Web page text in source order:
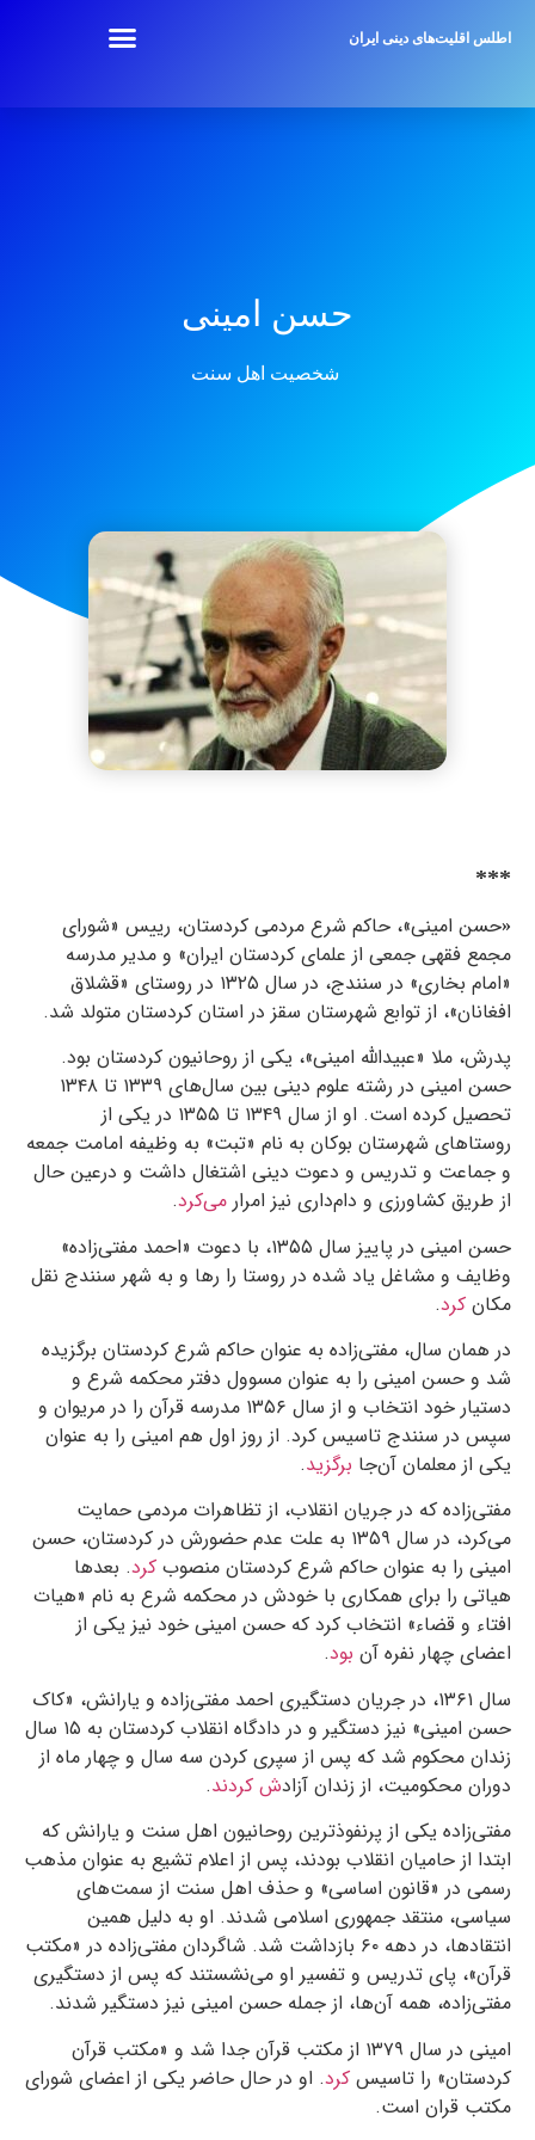
اطلس اقلیت‌های دینی ایران
حسن امینی
شخصیت اهل سنت
***
«حسن امینی»، حاکم شرع مردمی کردستان، رییس «شورای
مجمع فقهی جمعی از علمای کردستان ایران» و مدیر مدرسە
«امام بخاری» در سنندج، در سال ۱۳۲۵ در روستای «قشلاق
افغانان»، از توابع شهرستان سقز در استان کردستان متولد شد.
پدرش، ملا «عبیدالله امینی»، یکی از روحانیون کردستان بود.
حسن امینی در رشته علوم دینی بین سال‌های ۱۳۳۹ تا ۱۳۴۸
تحصیل کرده است. او از سال ۱۳۴۹ تا ۱۳۵۵ در یکی از
روستاهای شهرستان بوکان به نام «تبت» به وظیفه امامت جمعه
و جماعت و تدریس و دعوت دینی اشتغال داشت و درعین حال
از طریق کشاورزی و دام‌داری نیز امرار می‌کرد.
حسن امینی در پاییز سال ۱۳۵۵، با دعوت «احمد مفتی‌زاده»
وظایف و مشاغل یاد شده در روستا را رها و به شهر سنندج نقل
مکان کرد.
در همان سال، مفتی‌زاده به عنوان حاکم شرع کردستان برگزیده
شد و حسن امینی را به عنوان مسوول دفتر محکمه شرع و
دستیار خود انتخاب و از سال ۱۳۵۶ مدرسه قرآن را در مریوان و
سپس در سنندج تاسیس کرد. از روز اول هم امینی را به عنوان
یکی از معلمان آن‌جا برگزید.
مفتی‌زاده که در جریان انقلاب، از تظاهرات مردمی حمایت
می‌کرد، در سال ۱۳۵۹ به علت عدم حضورش در کردستان، حسن
امینی را به عنوان حاکم شرع کردستان منصوب کرد. بعدها
هیاتی را برای همکاری با خودش در محکمه شرع به نام «هیات
افتاء و قضاء» انتخاب کرد که حسن امینی خود نیز یکی از
اعضای چهار نفره آن بود.
سال ۱۳۶۱، در جریان دستگیری احمد مفتی‌زاده و یارانش، «کاک
حسن امینی» نیز دستگیر و در دادگاه انقلاب کردستان به ۱۵ سال
زندان محکوم شد که پس از سپری کردن سه سال و چهار ماه از
دوران محکومیت، از زندان آزادش کردند.
مفتی‌زاده یکی از پرنفوذترین روحانیون اهل سنت و یارانش که
ابتدا از حامیان انقلاب بودند، پس از اعلام تشیع به عنوان مذهب
رسمی در «قانون اساسی» و حذف اهل سنت از سمت‌های
سیاسی، منتقد جمهوری اسلامی شدند. او به دلیل همین
انتقادها، در دهه ۶۰ بازداشت شد. شاگردان مفتی‌زاده در «مکتب
قرآن»، پای تدریس و تفسیر او می‌نشستند که پس از دستگیری
مفتی‌زاده، همه آن‌ها، از جمله حسن امینی نیز دستگیر شدند.
امینی در سال ۱۳۷۹ از مکتب قرآن جدا شد و «مکتب قرآن
کردستان» را تاسیس کرد. او در حال حاضر یکی از اعضای شورای
مکتب قران است.